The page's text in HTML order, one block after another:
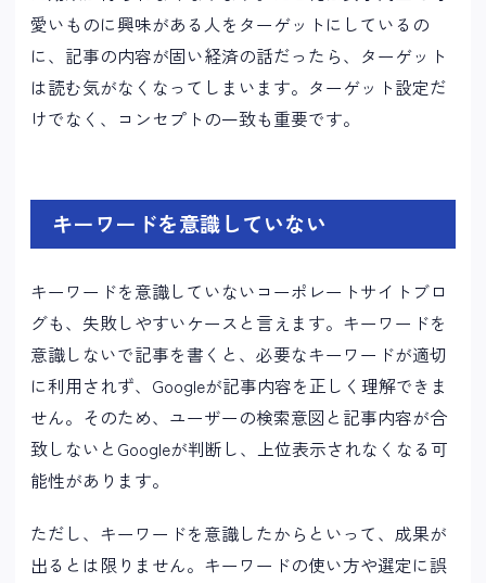
愛いものに興味がある人をターゲットにしているの
に、記事の内容が固い経済の話だったら、ターゲット
は読む気がなくなってしまいます。ターゲット設定だ
けでなく、コンセプトの一致も重要です。
キーワードを意識していない
キーワードを意識していないコーポレートサイトブロ
グも、失敗しやすいケースと言えます。キーワードを
意識しないで記事を書くと、必要なキーワードが適切
に利用されず、Googleが記事内容を正しく理解できま
せん。そのため、ユーザーの検索意図と記事内容が合
致しないとGoogleが判断し、上位表示されなくなる可
能性があります。
ただし、キーワードを意識したからといって、成果が
出るとは限りません。キーワードの使い方や選定に誤